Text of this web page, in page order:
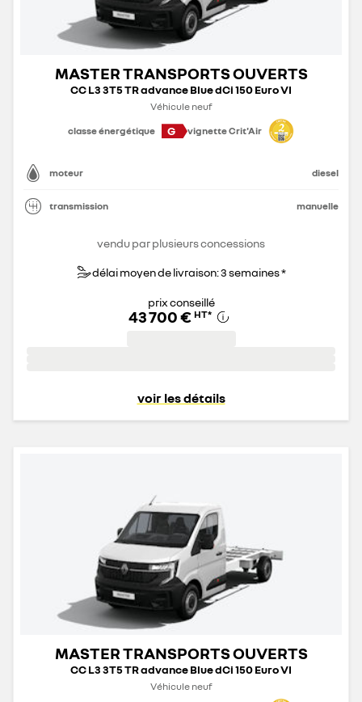
MASTER TRANSPORTS OUVERTS
CC L3 3T5 TR advance Blue dCi 150 Euro VI
Véhicule neuf
classe énergétique
G vignette Crit'Air
moteur diesel
transmission manuelle
vendu par plusieurs concessions
délai moyen de livraison: 3 semaines *
prix conseillé
43 700 € HT*
voir les détails
MASTER TRANSPORTS OUVERTS
CC L3 3T5 TR advance Blue dCi 150 Euro VI
Véhicule neuf